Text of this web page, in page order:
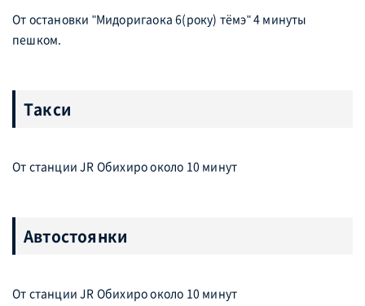
От остановки "Мидоригаока 6(року) тёмэ" 4 минуты
пешком.
Такси
От станции JR Обихиро около 10 минут
Автостоянки
От станции JR Обихиро около 10 минут